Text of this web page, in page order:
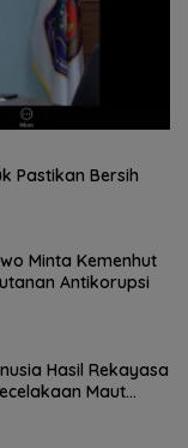
Pastikan Bersih
Minta Kemenhut
Antikorupsi
Hasil Rekayasa
Maut